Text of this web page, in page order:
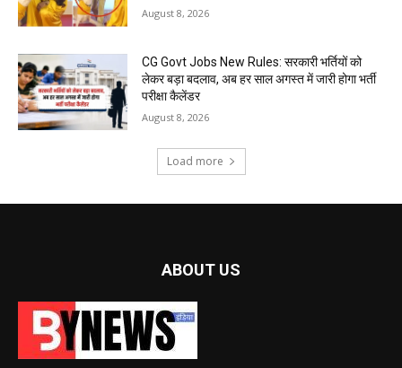
August 8, 2026
CG Govt Jobs New Rules: सरकारी भर्तियों को
लेकर बड़ा बदलाव, अब हर साल अगस्त में जारी होगा भर्ती
परीक्षा कैलेंडर
August 8, 2026
Load more
ABOUT US